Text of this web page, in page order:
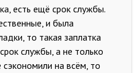
есть ещё срок службы.
и была
то такая заплатка
службы, а не только
сэкономили на всём, то